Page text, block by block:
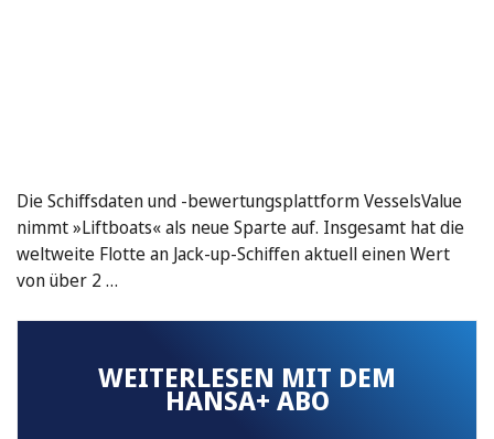
Die Schiffsdaten und -bewertungsplattform VesselsValue
nimmt »Liftboats« als neue Sparte auf. Insgesamt hat die
weltweite Flotte an Jack-up-Schiffen aktuell einen Wert
von über 2 …
WEITERLESEN MIT DEM
HANSA+ ABO